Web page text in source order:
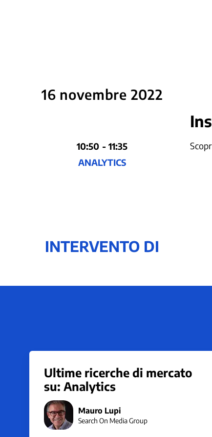
16 novembre 2022
10:50 - 11:35
ANALYTICS
INTERVENTO DI
Ultime ricerche di mercato
su: Analytics
Mauro Lupi
Search On Media Group